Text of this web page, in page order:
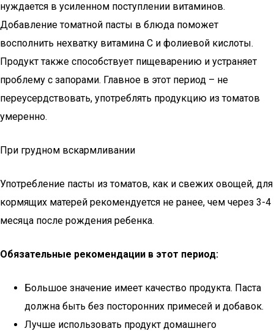
нуждается в усиленном поступлении витаминов.
Добавление томатной пасты в блюда поможет
восполнить нехватку витамина С и фолиевой кислоты.
Продукт также способствует пищеварению и устраняет
проблему с запорами. Главное в этот период – не
переусердствовать, употреблять продукцию из томатов
умеренно.
При грудном вскармливании
Употребление пасты из томатов, как и свежих овощей, для
кормящих матерей рекомендуется не ранее, чем через 3-4
месяца после рождения ребенка.
Обязательные рекомендации в этот период:
Большое значение имеет качество продукта. Паста
должна быть без посторонних примесей и добавок.
Лучше использовать продукт домашнего